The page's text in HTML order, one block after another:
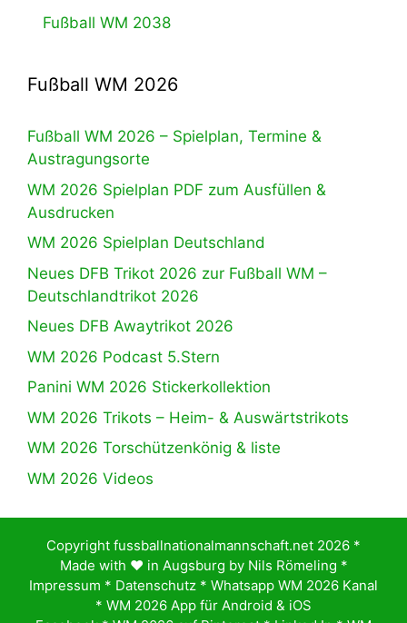
Fußball WM 2038
Fußball WM 2026
Fußball WM 2026 – Spielplan, Termine &
Austragungsorte
WM 2026 Spielplan PDF zum Ausfüllen &
Ausdrucken
WM 2026 Spielplan Deutschland
Neues DFB Trikot 2026 zur Fußball WM –
Deutschlandtrikot 2026
Neues DFB Awaytrikot 2026
WM 2026 Podcast 5.Stern
Panini WM 2026 Stickerkollektion
WM 2026 Trikots – Heim- & Auswärtstrikots
WM 2026 Torschützenkönig & liste
WM 2026 Videos
Copyright fussballnationalmannschaft.net 2026 *
Made with ♥️ in Augsburg by Nils Römeling *
Impressum * Datenschutz * Whatsapp WM 2026 Kanal
* WM 2026 App für Android & iOS